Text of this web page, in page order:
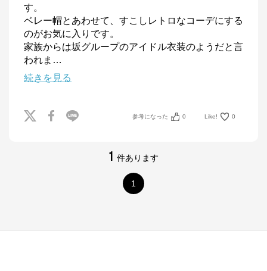
す。
ベレー帽とあわせて、すこしレトロなコーデにする
のがお気に入りです。
家族からは坂グループのアイドル衣装のようだと言
われま …
続きを見る
参考になった 0 Like! 0
1 件あります
1